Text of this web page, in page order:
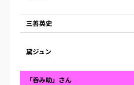
三善英史
黛ジュン
「呑み助」さん